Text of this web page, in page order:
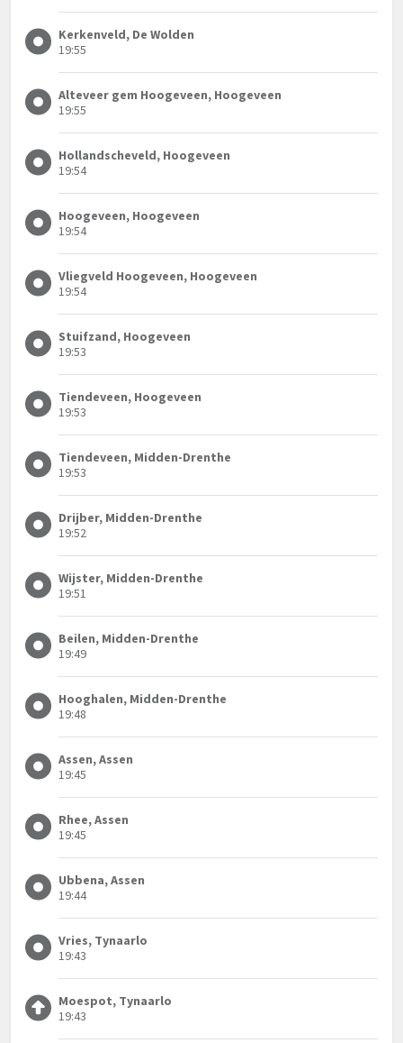
Kerkenveld, De Wolden
19:55
Alteveer gem Hoogeveen, Hoogeveen
19:55
Hollandscheveld, Hoogeveen
19:54
Hoogeveen, Hoogeveen
19:54
Vliegveld Hoogeveen, Hoogeveen
19:54
Stuifzand, Hoogeveen
19:53
Tiendeveen, Hoogeveen
19:53
Tiendeveen, Midden-Drenthe
19:53
Drijber, Midden-Drenthe
19:52
Wijster, Midden-Drenthe
19:51
Beilen, Midden-Drenthe
19:49
Hooghalen, Midden-Drenthe
19:48
Assen, Assen
19:45
Rhee, Assen
19:45
Ubbena, Assen
19:44
Vries, Tynaarlo
19:43
Moespot, Tynaarlo
19:43